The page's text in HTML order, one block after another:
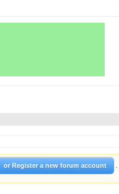
or Register a new forum account .